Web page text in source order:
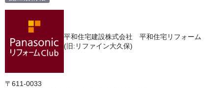
平和住宅建設株式会社 平和住宅リフォーム
(旧:リファイン大久保)
〒611-0033